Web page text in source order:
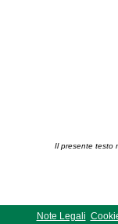
Il presente testo
Note Legali